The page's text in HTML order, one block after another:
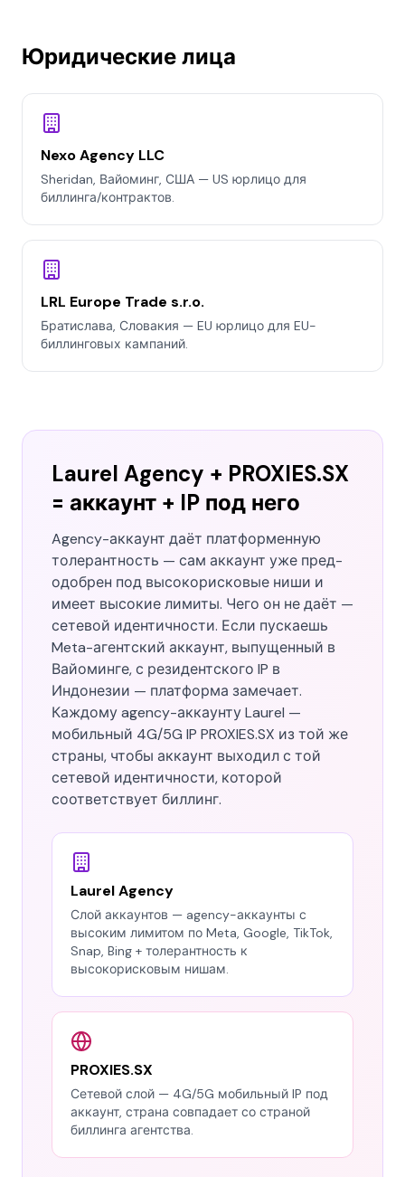
Юридические лица
Nexo Agency LLC
Sheridan, Вайоминг, США — US юрлицо для
биллинга/контрактов.
LRL Europe Trade s.r.o.
Братислава, Словакия — EU юрлицо для EU-
биллинговых кампаний.
Laurel Agency + PROXIES.SX
= аккаунт + IP под него
Agency-аккаунт даёт платформенную
толерантность — сам аккаунт уже пред-
одобрен под высокорисковые ниши и
имеет высокие лимиты. Чего он не даёт —
сетевой идентичности. Если пускаешь
Meta-агентский аккаунт, выпущенный в
Вайоминге, с резидентского IP в
Индонезии — платформа замечает.
Каждому agency-аккаунту Laurel —
мобильный 4G/5G IP PROXIES.SX из той же
страны, чтобы аккаунт выходил с той
сетевой идентичности, которой
соответствует биллинг.
Laurel Agency
Слой аккаунтов — agency-аккаунты с
высоким лимитом по Meta, Google, TikTok,
Snap, Bing + толерантность к
высокорисковым нишам.
PROXIES.SX
Сетевой слой — 4G/5G мобильный IP под
аккаунт, страна совпадает со страной
биллинга агентства.